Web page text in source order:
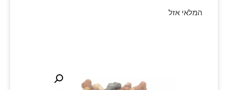
המלאי אזל